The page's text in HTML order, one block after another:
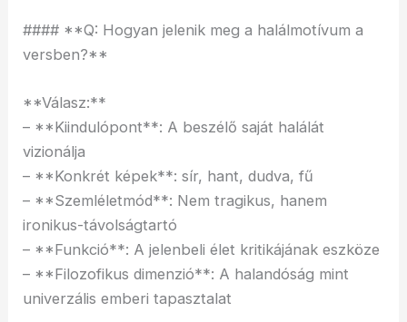
#### **Q: Hogyan jelenik meg a halálmotívum a
versben?**
**Válasz:**
– **Kiindulópont**: A beszélő saját halálát
vizionálja
– **Konkrét képek**: sír, hant, dudva, fű
– **Szemléletmód**: Nem tragikus, hanem
ironikus-távolságtartó
– **Funkció**: A jelenbeli élet kritikájának eszköze
– **Filozofikus dimenzió**: A halandóság mint
univerzális emberi tapasztalat